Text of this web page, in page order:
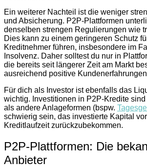
Ein weiterer Nachteil ist die weniger
und Absicherung. P2P-Plattformen
denselben strengen Regulierungen wie
Dies kann zu einem geringeren Schutz
Kreditnehmer führen, insbesondere im
Insolvenz. Daher solltest du nur in
die bereits seit längerer Zeit am Markt
ausreichend positive
Für dich als Investor ist ebenfalls das
wichtig. Investitionen in P2P-Kredite
als andere Anlageformen (bspw.
schwierig sein, das investierte Kapital
Kreditlaufzeit zurückzubekommen.
P2P-Plattformen: Die
Anbieter